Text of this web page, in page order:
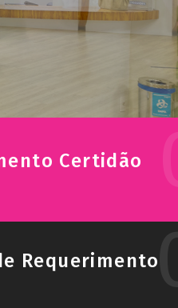
Certidão
Requerimento